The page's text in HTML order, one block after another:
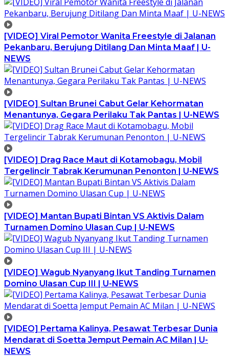
[VIDEO] Viral Pemotor Wanita Freestyle di Jalanan
Pekanbaru, Berujung Ditilang Dan Minta Maaf | U-
NEWS
[VIDEO] Sultan Brunei Cabut Gelar Kehormatan
Menantunya, Gegara Perilaku Tak Pantas | U-NEWS
[VIDEO] Drag Race Maut di Kotamobagu, Mobil
Tergelincir Tabrak Kerumunan Penonton | U-NEWS
[VIDEO] Mantan Bupati Bintan VS Aktivis Dalam
Turnamen Domino Ulasan Cup | U-NEWS
[VIDEO] Wagub Nyanyang Ikut Tanding Turnamen
Domino Ulasan Cup III | U-NEWS
[VIDEO] Pertama Kalinya, Pesawat Terbesar Dunia
Mendarat di Soetta Jemput Pemain AC Milan | U-
NEWS